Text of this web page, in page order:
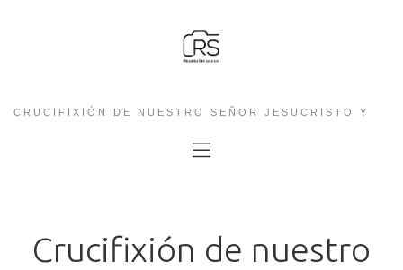
CRUCIFIXIÓN DE NUESTRO SEÑOR JESUCRISTO Y
Crucifixión de nuestro